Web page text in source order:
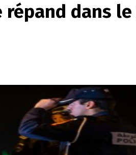
répand dans